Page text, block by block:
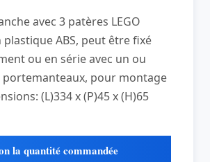
avec 3 patères LEGO
plastique ABS, peut être fixé
ou en série avec un ou
portemanteaux, pour montage
(L)334 x (P)45 x (H)65
la quantité commandée